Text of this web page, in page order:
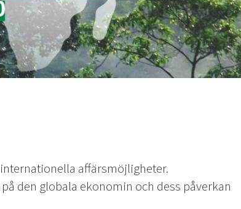
affärsmöjligheter.
den globala ekonomin och dess påverkan